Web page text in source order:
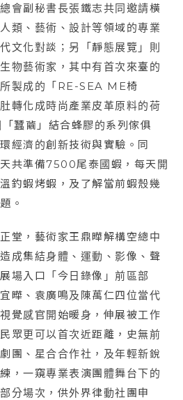
會副秘書長張鐵志共同邀請橫
類、藝術、設計等領域的專業
文化對談；另「靜態展覽」則
物藝術家，其中有首次來臺的
製成的「RE-SEA ME椅
轉化成時尚產業皮革原料的荷
蠶繭」結合蜂膠的系列傢俱
經濟的創新技術與實驗。同
共準備7500尾泰國蝦，每天開
釣蝦烤蝦，及了解當前蝦殼幾
。
堂，藝術家王鼎曄解構空總中
成集結身體、運動、影像、聲
場入口「今日錄像」前區部
曄、袁廣鳴及陳萬仁四位當代
覺感官開始暖身，伸展被工作
眾更可以首次近距離，史無前
團、星合合作社，及年輕新銳
，一窺專業表演團體舞台下的
分場次，供外界律動社團申